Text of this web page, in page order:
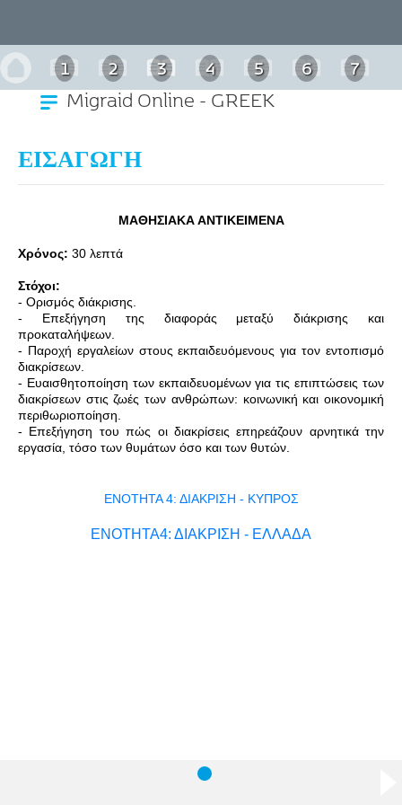
1 2 3 4 5 6 7
Migraid Online - GREEK
ΕΙΣΑΓΩΓΗ
ΜΑΘΗΣΙΑΚΑ ΑΝΤΙΚΕΙΜΕΝΑ
Χρόνος: 30 λεπτά
Στόχοι:
- Ορισμός διάκρισης.
- Επεξήγηση της διαφοράς μεταξύ διάκρισης και
προκαταλήψεων.
- Παροχή εργαλείων στους εκπαιδευόμενους για τον εντοπισμό
διακρίσεων
- Ευαισθητοποίηση των εκπαιδευομένων για τις επιπτώσεις των
διακρίσεων στις ζωές των ανθρώπων: κοινωνική και οικονομική
περιθωριοποίηση.
- Επεξήγηση του πώς οι διακρίσεις επηρεάζουν αρνητικά την
εργασία, τόσο των θυμάτων όσο και των θυτών.
ΕΝΟΤΗΤΑ 4: ΔΙΑΚΡΙΣΗ - ΚΥΠΡΟΣ
ΕΝΟΤΗΤΑ4: ΔΙΑΚΡΙΣΗ - ΕΛΛΑΔΑ